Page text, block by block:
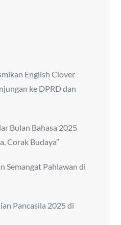
English Clover
ke DPRD dan
Bulan Bahasa 2025
Corak Budaya”
Semangat Pahlawan di
Pancasila 2025 di